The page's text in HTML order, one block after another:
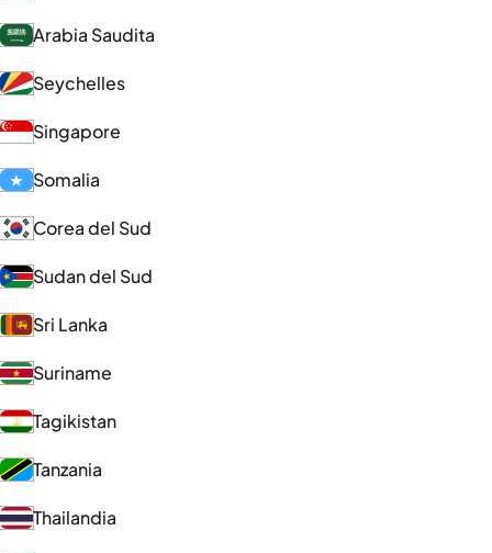
Arabia Saudita
Seychelles
Singapore
Somalia
Corea del Sud
Sudan del Sud
Sri Lanka
Suriname
Tagikistan
Tanzania
Thailandia